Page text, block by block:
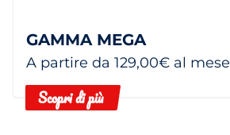
GAMMA MEGA
A partire da 129,00€ al mese
Scopri di più